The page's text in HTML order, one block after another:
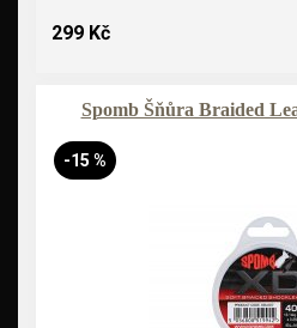
299 Kč
Spomb Šňůra Braided
-15 %